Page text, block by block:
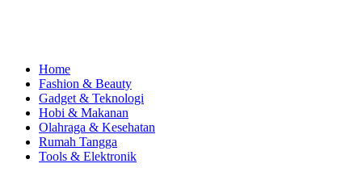
Home
Fashion & Beauty
Gadget & Teknologi
Hobi & Makanan
Olahraga & Kesehatan
Rumah Tangga
Tools & Elektronik